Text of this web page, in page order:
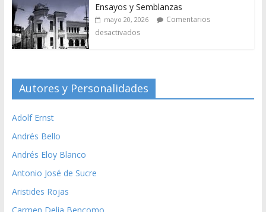
Ensayos y Semblanzas
mayo 20, 2026
Comentarios
desactivados
Autores y Personalidades
Adolf Ernst
Andrés Bello
Andrés Eloy Blanco
Antonio José de Sucre
Aristides Rojas